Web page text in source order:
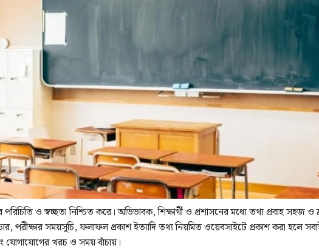
পরিচিতি ও স্বচ্ছতা নিশ্চিত করে। অভিভাবক, শিক্ষার্থী ও প্রশাসনের মধ্যে তথ্য প্রবাহ সহজ
পরীক্ষার সময়সূচি, ফলাফল প্রকাশ ইত্যাদি তথ্য নিয়মিত ওয়েবসাইটে প্রকাশ করা হলে
যোগাযোগের খরচ ও সময় বাঁচায়।